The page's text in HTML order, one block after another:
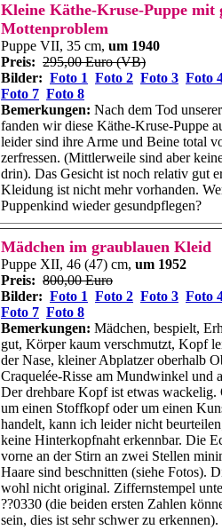
Kleine Käthe-Kruse-Puppe mit
Mottenproblem
Puppe VII, 35 cm, um 1940
Preis: 295,00 Euro (VB)
Bilder: Foto 1 Foto 2 Foto 3 Foto
Foto 7 Foto 8
Bemerkungen: Nach dem Tod
fanden wir diese Käthe-Kruse-Puppe
leider sind ihre Arme und Beine total
zerfressen. (Mittlerweile sind aber
drin). Das Gesicht ist noch relativ gut
Kleidung ist nicht mehr vorhanden.
Puppenkind wieder gesundpflegen?
Mädchen im graublauen Kleid
Puppe XII, 46 (47) cm, um 1952
Preis: 800,00 Euro
Bilder: Foto 1 Foto 2 Foto 3 Foto
Foto 7 Foto 8
Bemerkungen: Mädchen, bespielt,
gut, Körper kaum verschmutzt, Kopf
der Nase, kleiner Abplatzer oberhalb
Craquelée-Risse am Mundwinkel und
Der drehbare Kopf ist etwas wackelig.
um einen Stoffkopf oder um einen
handelt, kann ich leider nicht
keine Hinterkopfnaht erkennbar. Die
vorne an der Stirn an zwei Stellen
Haare sind beschnitten (siehe Fotos).
wohl nicht original. Ziffernstempel
??0330 (die beiden ersten Zahlen
sein, dies ist sehr schwer zu